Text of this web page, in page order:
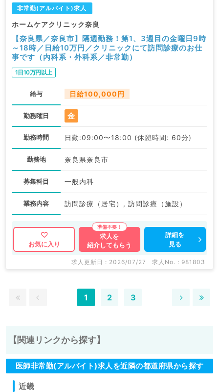
非常勤(アルバイト)求人
ホームケアクリニック奈良
【奈良県／奈良市】隔週勤務！第1、3週目の金曜日9時
～18時／日給10万円／クリニックにて訪問診療のお仕
事です（内科系・外科系／非常勤）
1日10万円以上
給与 日給100,000円
勤務曜日 金
勤務時間 日勤:09:00〜18:00 (休憩時間: 60分)
勤務地 奈良県奈良市
募集科目 一般内科
業務内容 訪問診療（居宅）, 訪問診療（施設）
お気に入り
求人を
紹介してもらう
詳細を
見る
求人更新日 : 2026/07/27 求人No. : 981803
1 2 3
【関連リンクから探す】
医師非常勤(アルバイト)求人を近隣の都道府県から探す
近畿